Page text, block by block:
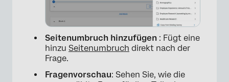
×
Seitenumbruch hinzufügen : Fügt eine
hinzu Seitenumbruch direkt nach der
Frage.
Fragenvorschau: Sehen Sie, wie die